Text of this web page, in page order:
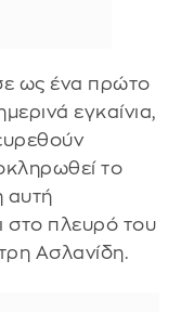
ως ένα πρώτο
εγκαίνια,
το
αυτή
στο πλευρό του
Ασλανίδη.